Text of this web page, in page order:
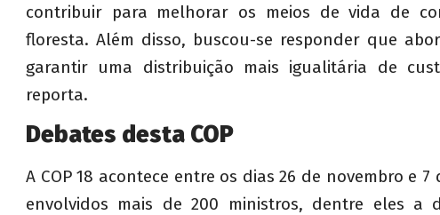
contribuir para melhorar os meios de vida de
floresta. Além disso, buscou-se responder que
garantir uma distribuição mais igualitária de
reporta.
Debates desta COP
A COP 18 acontece entre os dias 26 de novembro e
envolvidos mais de 200 ministros, dentre eles a